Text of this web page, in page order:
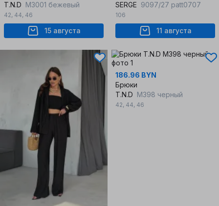
T.N.D М3001 бежевый
42, 44, 46
15 августа
SERGE 9097/27 patt0707
106
11 августа
186.96 BYN
Брюки
T.N.D М398 черный
42, 44, 46